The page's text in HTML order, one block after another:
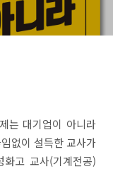
는 대기업이 아니라
없이 설득한 교사가
고 교사(기계전공)